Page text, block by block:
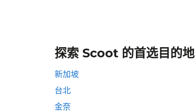
探索 Scoot 的首选目的地
新加坡
台北
金奈